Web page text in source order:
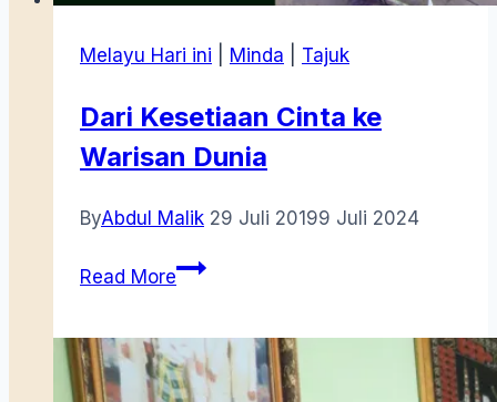
Melayu Hari ini Minda Tajuk
Dari Kesetiaan Cinta ke
Warisan Dunia
ByAbdul Malik 29 Juli 20199 Juli 2024
Read MoreDari
ke
Warisan